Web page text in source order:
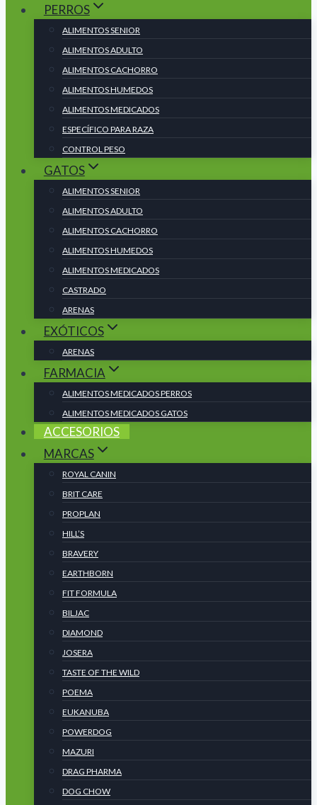
PERROS
ALIMENTOS SENIOR
ALIMENTOS ADULTO
ALIMENTOS CACHORRO
ALIMENTOS HUMEDOS
ALIMENTOS MEDICADOS
ESPECÍFICO PARA RAZA
CONTROL PESO
GATOS
ALIMENTOS SENIOR
ALIMENTOS ADULTO
ALIMENTOS CACHORRO
ALIMENTOS HUMEDOS
ALIMENTOS MEDICADOS
CASTRADO
ARENAS
EXÓTICOS
ARENAS
FARMACIA
ALIMENTOS MEDICADOS PERROS
ALIMENTOS MEDICADOS GATOS
ACCESORIOS
MARCAS
ROYAL CANIN
BRIT CARE
PROPLAN
HILL’S
BRAVERY
EARTHBORN
FIT FORMULA
BILJAC
DIAMOND
JOSERA
TASTE OF THE WILD
POEMA
EUKANUBA
POWERDOG
MAZURI
DRAG PHARMA
DOG CHOW